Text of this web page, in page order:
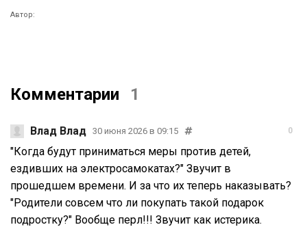
Автор:
Комментарии 1
Влад Влад 30 июня 2026 в 09:15 0
"Когда будут приниматься меры против детей,
ездивших на электросамокатах?" Звучит в
прошедшем времени. И за что их теперь наказывать?
"Родители совсем что ли покупать такой подарок
подростку?" Вообще перл!!! Звучит как истерика.